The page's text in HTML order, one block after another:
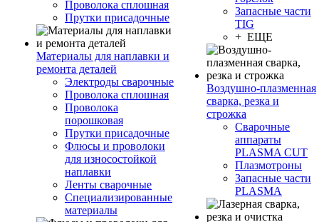
Проволока сплошная
Прутки присадочные
Материалы для наплавки и
ремонта деталей
Электроды сварочные
Проволока сплошная
Проволока
порошковая
Прутки присадочные
Флюсы и проволоки
для износостойкой
наплавки
Ленты сварочные
Специализированные
материалы
Запасные части
TIG
+ ЕЩЕ
Воздушно-плазменная
сварка, резка и
строжка
Сварочные
аппараты
PLASMA CUT
Плазмотроны
Запасные части
PLASMA